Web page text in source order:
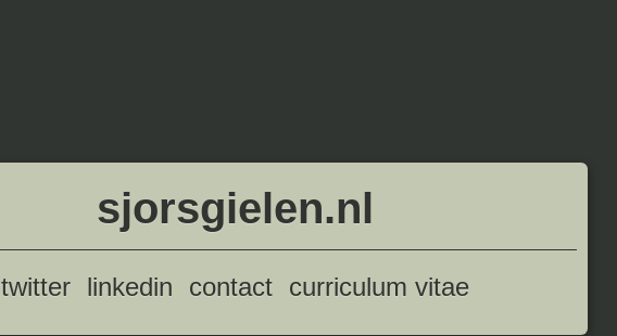
sjorsgielen.nl
twitter linkedin contact curriculum vitae